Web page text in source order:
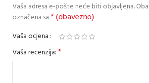
Vaša adresa e-pošte neće biti objavljena.
označena sa* (obavezno)
Vaša ocjena
Vaša recenzija:*